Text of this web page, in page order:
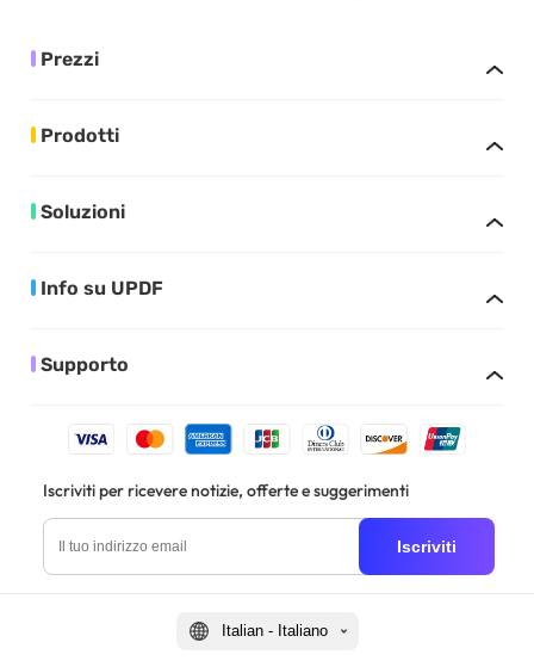
Prezzi
Prodotti
Soluzioni
Info su UPDF
Supporto
Iscriviti per ricevere notizie, offerte e suggerimenti
Iscriviti
Italian - Italiano